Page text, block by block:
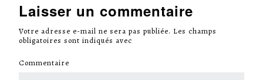
Laisser un commentaire
Votre adresse e-mail ne sera pas publiée. Les champs
obligatoires sont indiqués avec
Commentaire